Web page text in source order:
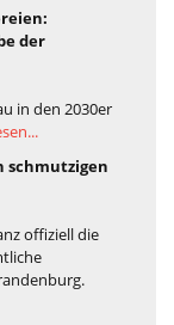
der
in den 2030er
schmutzigen
offiziell die